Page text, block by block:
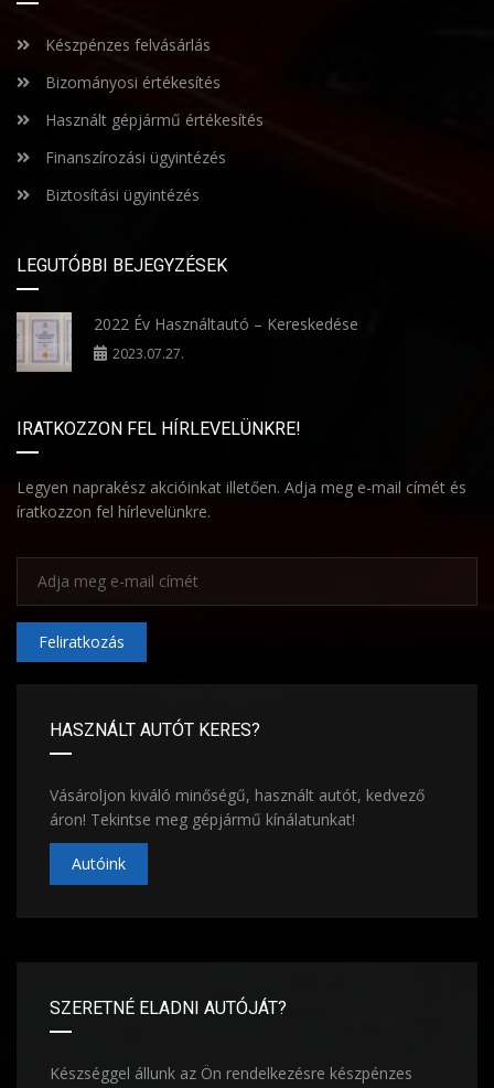
Készpénzes felvásárlás
Bizományosi értékesítés
Használt gépjármű értékesítés
Finanszírozási ügyintézés
Biztosítási ügyintézés
LEGUTÓBBI BEJEGYZÉSEK
2022 Év Használtautó – Kereskedése
2023.07.27.
IRATKOZZON FEL HÍRLEVELÜNKRE!
Legyen naprakész akcióinkat illetően. Adja meg e-mail címét és
íratkozzon fel hírlevelünkre.
Feliratkozás
HASZNÁLT AUTÓT KERES?
Vásároljon kiváló minőségű, használt autót, kedvező
áron! Tekintse meg gépjármű kínálatunkat!
Autóink
SZERETNÉ ELADNI AUTÓJÁT?
Készséggel állunk az Ön rendelkezésre készpénzes